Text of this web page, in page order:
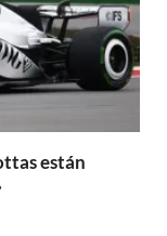
están